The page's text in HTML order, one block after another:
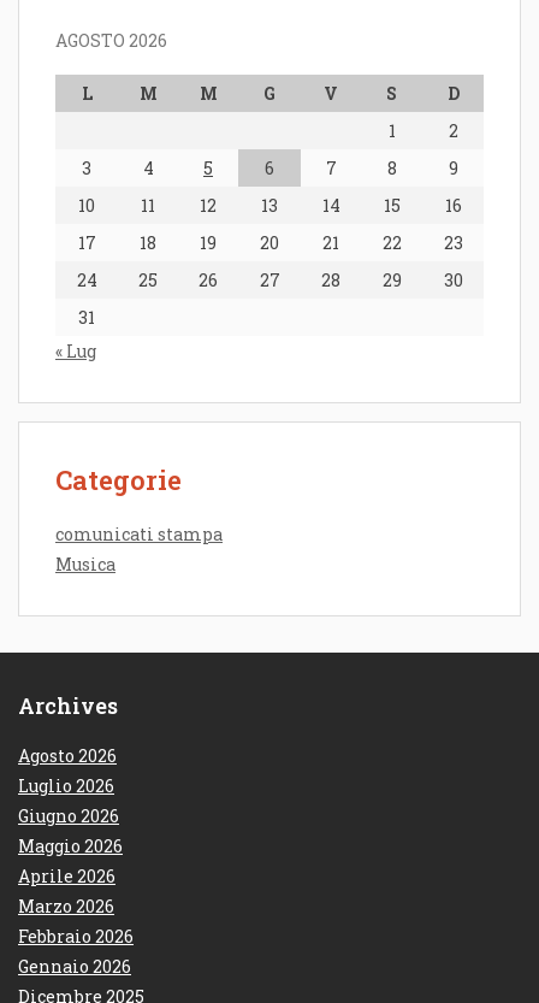
AGOSTO 2026
L M M G V S
D
1
2
3
4 5 6 7 8
9
10
11 12 13 14 15
16
17
18 19 20 21 22
23
24
25 26 27 28 29
30
31
« Lug
Categorie
comunicati stampa
Musica
Archives
Agosto 2026
Luglio 2026
Giugno 2026
Maggio 2026
Aprile 2026
Marzo 2026
Febbraio 2026
Gennaio 2026
Dicembre 2025